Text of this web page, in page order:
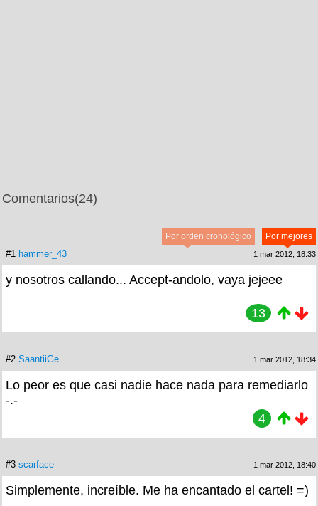
Comentarios(24)
Por mejores
Por orden cronológico
#1 hammer_43 1 mar 2012, 18:33
y nosotros callando... Accept-andolo, vaya jejeee
13
#2 SaantiiGe 1 mar 2012, 18:34
Lo peor es que casi nadie hace nada para remediarlo
-.-
4
#3 scarface 1 mar 2012, 18:40
Simplemente, increíble. Me ha encantado el cartel! =)